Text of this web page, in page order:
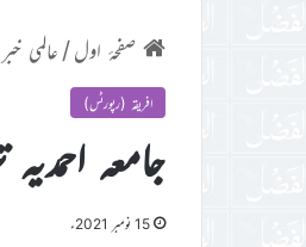
صفحۂ اول/ عالمی
افریقہ (رپورٹس)
جامعہ
15 نومبر 2021ء